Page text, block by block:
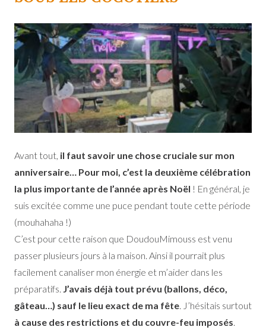
Avant tout, il faut savoir une chose cruciale sur mon
anniversaire… Pour moi, c’est la deuxième célébration
la plus importante de l’année après Noël ! En général, je
suis excitée comme une puce pendant toute cette période
(mouhahaha !)
C’est pour cette raison que DoudouMimouss est venu
passer plusieurs jours à la maison. Ainsi il pourrait plus
facilement canaliser mon énergie et m’aider dans les
préparatifs. J’avais déjà tout prévu (ballons, déco,
gâteau…) sauf le lieu exact de ma fête. J’hésitais surtout
à cause des restrictions et du couvre-feu imposés.